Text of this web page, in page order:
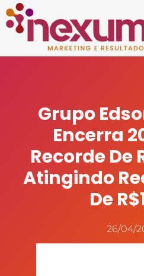
Grupo
Encerra
Recorde De
Atingindo
De
26/04/